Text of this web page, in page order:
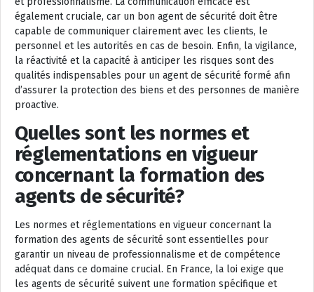
également cruciale, car un bon agent de sécurité doit être
capable de communiquer clairement avec les clients, le
personnel et les autorités en cas de besoin. Enfin, la vigilance,
la réactivité et la capacité à anticiper les risques sont des
qualités indispensables pour un agent de sécurité formé afin
d’assurer la protection des biens et des personnes de manière
proactive.
Quelles sont les normes et
réglementations en vigueur
concernant la formation des
agents de sécurité?
Les normes et réglementations en vigueur concernant la
formation des agents de sécurité sont essentielles pour
garantir un niveau de professionnalisme et de compétence
adéquat dans ce domaine crucial. En France, la loi exige que
les agents de sécurité suivent une formation spécifique et